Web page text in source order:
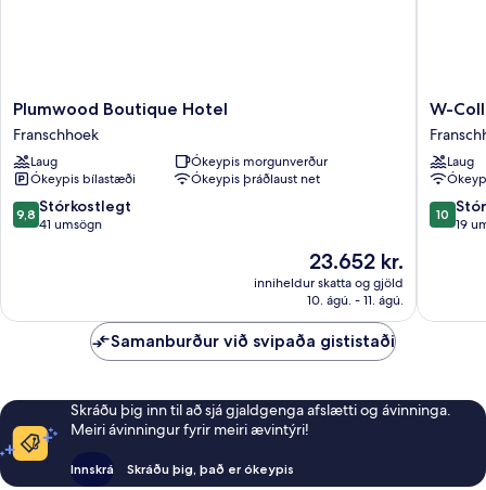
Plumwood
Boutique
Hotel
Franschhoek
Plumwood Boutique Hotel
Franschhoek
Laug
Ókeypis morgunverður
Ókeypis bílastæði
Ókeypis þráðlaust net
9.8
af
9,8 Stórkostlegt
41 umsögn
Verðið
er
23.652 kr.
23.652 kr.
inniheldur skatta og gjöld
10. ágú. - 11. ágú.
W-
at Laug
10.0
af
10
19
Samanburður við svipaða gististaði
Skráðu þig inn til að sjá gjaldgenga afslætti og ávinninga.
Meiri ávinningur fyrir meiri ævintýri!
Innskrá Skráðu þig, það er ókeypis